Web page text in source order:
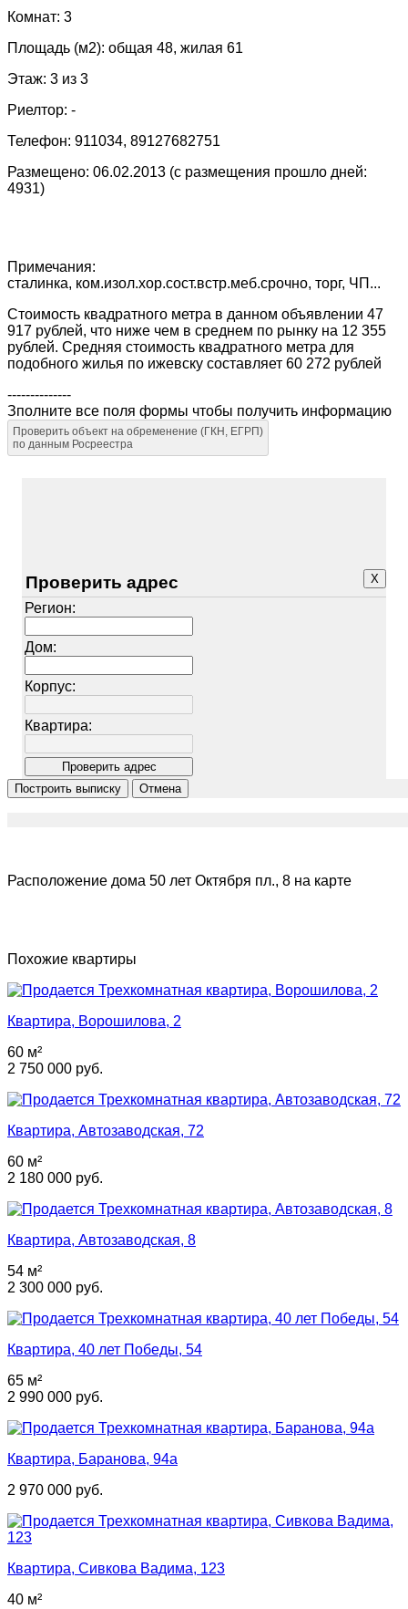
Комнат: 3
Площадь (м2): общая 48, жилая 61
Этаж: 3 из 3
Риелтор: -
Телефон: 911034, 89127682751
Размещено: 06.02.2013 (с размещения прошло дней:
4931)
Примечания:
сталинка, ком.изол.хор.сост.встр.меб.срочно, торг, ЧП...
Стоимость квадратного метра в данном объявлении 47
917 рублей, что ниже чем в среднем по рынку на 12 355
рублей. Средняя стоимость квадратного метра для
подобного жилья по ижевску составляет 60 272 рублей
--------------
Зполните все поля формы чтобы получить информацию
Проверить объект на обременение (ГКН, ЕГРП)
по данным Росреестра
X
Проверить адрес
Регион:
Дом:
Корпус:
Квартира:
Расположение дома 50 лет Октября пл., 8 на карте
Похожие квартиры
Квартира, Ворошилова, 2
60 м²
2 750 000 руб.
Квартира, Автозаводская, 72
60 м²
2 180 000 руб.
Квартира, Автозаводская, 8
54 м²
2 300 000 руб.
Квартира, 40 лет Победы, 54
65 м²
2 990 000 руб.
Квартира, Баранова, 94а
2 970 000 руб.
Квартира, Сивкова Вадима, 123
40 м²